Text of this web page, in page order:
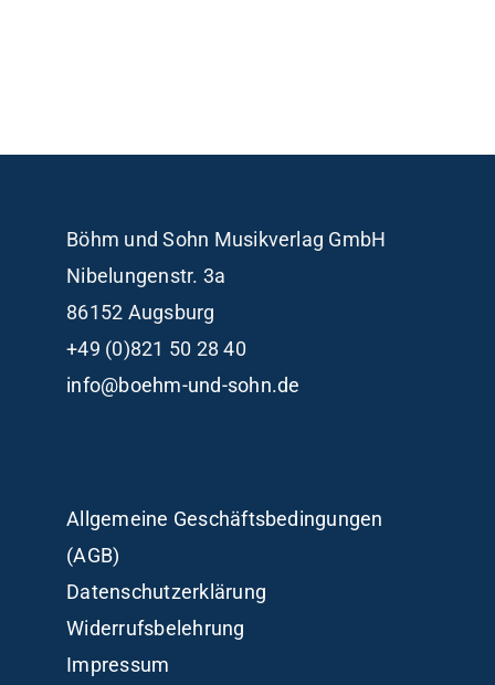
Böhm und Sohn Musikverlag GmbH
Nibelungenstr. 3a
86152 Augsburg
+49 (0)821 50 28 40
info@boehm-und-sohn.de
Allgemeine Geschäftsbedingungen
(AGB)
Datenschutzerklärung
Widerrufsbelehrung
Impressum